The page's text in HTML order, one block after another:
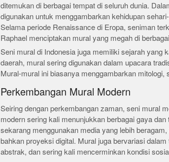
ditemukan di berbagai tempat di seluruh dunia.
digunakan untuk menggambarkan kehidupan
Selama periode Renaissance di Eropa, seniman
Raphael menciptakan mural yang megah di
Seni mural di Indonesia juga memiliki sejarah yang
daerah, mural sering digunakan dalam upacara
Mural-mural ini biasanya menggambarkan mitologi,
Perkembangan Mural Modern
Seiring dengan perkembangan zaman, seni mural
modern sering kali menunjukkan berbagai gaya
sekarang menggunakan media yang lebih
bahkan proyeksi digital. Mural juga bervariasi
abstrak, dan sering kali mencerminkan kondisi